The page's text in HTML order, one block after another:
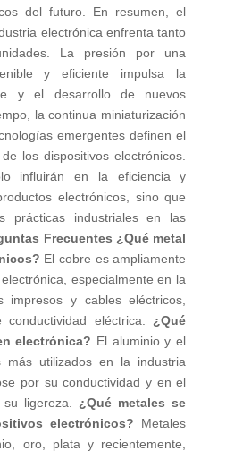
del futuro. En resumen, el
electrónica enfrenta tanto
La presión por una
y eficiente impulsa la
y el desarrollo de nuevos
la continua miniaturización
emergentes definen el
los dispositivos electrónicos.
influirán en la eficiencia y
electrónicos, sino que
prácticas industriales en las
Frecuentes ¿Qué metal
El cobre es ampliamente
especialmente en la
impresos y cables eléctricos,
conductividad eléctrica.¿Qué
electrónica? El aluminio y el
más utilizados en la industria
por su conductividad y en el
su ligereza.¿Qué metales se
electrónicos? Metales
oro, plata y recientemente,